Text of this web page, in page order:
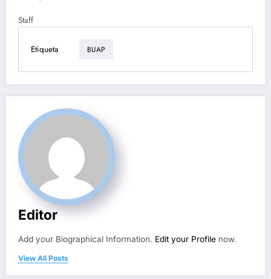
Staff
Etiqueta BUAP
Editor
Add your Biographical Information. Edit your Profile now.
View All Posts